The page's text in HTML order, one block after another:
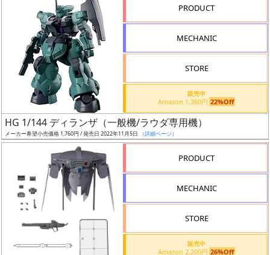
抽
選
PRODUCT
MECHANIC
STORE
販売中
Amazon 1,380円 22%Off
HG 1/144 ディランザ（一般機/ラウダ専用機）
メーカー希望小売価格 1,760円 / 発売日 2022年11月5日 （詳細ページ）
PRODUCT
MECHANIC
STORE
販売中
Amazon 2,200円 26%Off